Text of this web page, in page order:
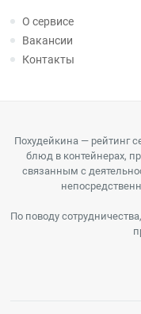
О сервисе
Вакансии
Контакты
Похудейкина — рейтинг
блюд в контейнерах,
связанным с
По поводу